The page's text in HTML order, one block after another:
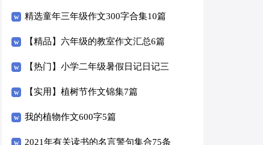
精选童年三年级作文300字合集10篇
【精品】六年级的教室作文汇总6篇
【热门】小学二年级暑假日记日记三
篇
【实用】植树节作文锦集7篇
我的植物作文600字5篇
2021年有关读书的名言警句集合75条